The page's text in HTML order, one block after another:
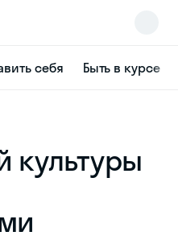
себя Быть в курсе
культуры